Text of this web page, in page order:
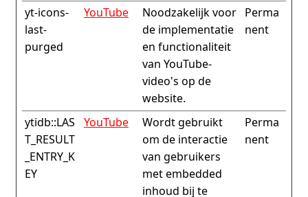
yt-icons-
last-
purged
YouTube
Noodzakelijk voor
de implementatie
en functionaliteit
van YouTube-
video's op de
website.
Perma
nent
ytidb::LAS
T_RESULT
_ENTRY_K
EY
YouTube
Wordt gebruikt
om de interactie
van gebruikers
met embedded
inhoud bij te
Perma
nent